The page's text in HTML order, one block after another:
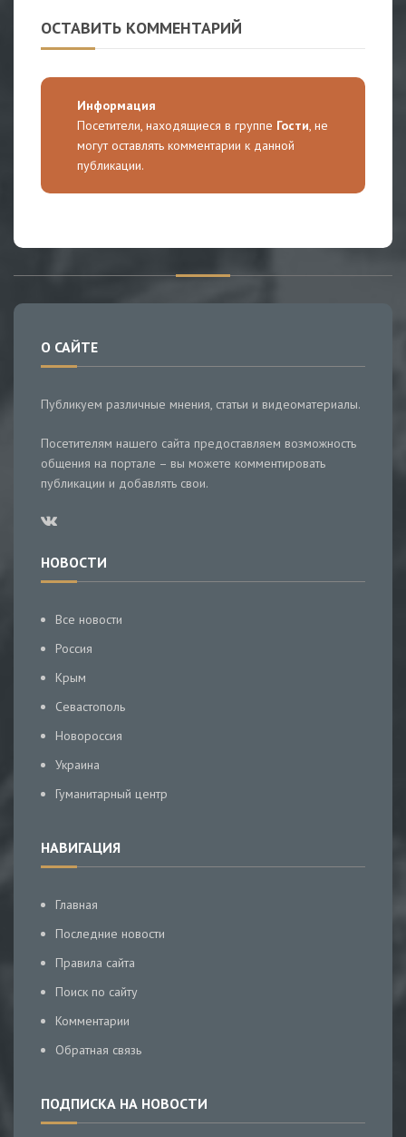
ОСТАВИТЬ КОММЕНТАРИЙ
Информация
Посетители, находящиеся в группе Гости, не
могут оставлять комментарии к данной
публикации.
О САЙТЕ
Публикуем различные мнения, статьи и видеоматериалы.
Посетителям нашего сайта предоставляем возможность
общения на портале – вы можете комментировать
публикации и добавлять свои.
НОВОСТИ
Все новости
Россия
Крым
Севастополь
Новороссия
Украина
Гуманитарный центр
НАВИГАЦИЯ
Главная
Последние новости
Правила сайта
Поиск по сайту
Комментарии
Обратная связь
ПОДПИСКА НА НОВОСТИ